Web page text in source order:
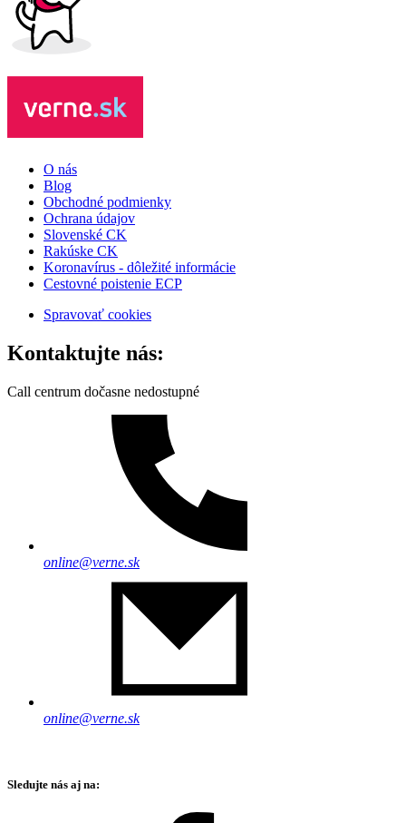
O nás
Blog
Obchodné podmienky
Ochrana údajov
Slovenské CK
Rakúske CK
Koronavírus - dôležité informácie
Cestovné poistenie ECP
Spravovať cookies
Kontaktujte nás:
Call centrum dočasne nedostupné
online@verne.sk
online@verne.sk
Sledujte nás aj na: